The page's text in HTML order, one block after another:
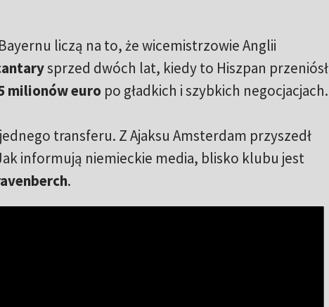
liczą na to, że wicemistrzowie Anglii
sprzed dwóch lat, kiedy to Hiszpan przeniósł
milionów euro po gładkich i szybkich negocjacjach.
transferu. Z Ajaksu Amsterdam przyszedł
informują niemieckie media, blisko klubu jest
.